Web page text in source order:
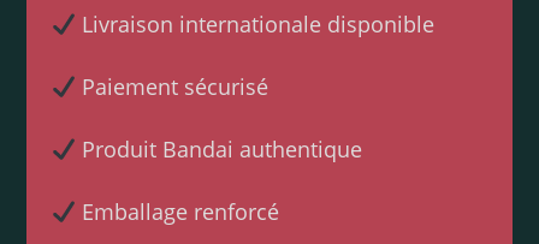
Livraison internationale disponible
Paiement sécurisé
Produit Bandai authentique
Emballage renforcé